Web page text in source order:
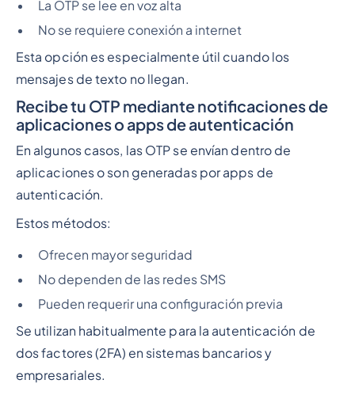
La OTP se lee en voz alta
No se requiere conexión a internet
Esta opción es especialmente útil cuando los
mensajes de texto no llegan.
Recibe tu OTP mediante notificaciones de
aplicaciones o apps de autenticación
En algunos casos, las OTP se envían dentro de
aplicaciones o son generadas por apps de
autenticación.
Estos métodos:
Ofrecen mayor seguridad
No dependen de las redes SMS
Pueden requerir una configuración previa
Se utilizan habitualmente para la autenticación de
dos factores (2FA) en sistemas bancarios y
empresariales.